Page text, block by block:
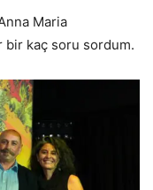
Maria
bir kaç soru sordum.